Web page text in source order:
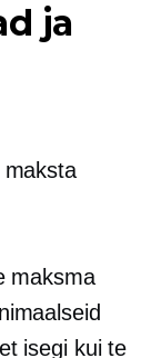
ja
maksta
maksma
isegi kui te